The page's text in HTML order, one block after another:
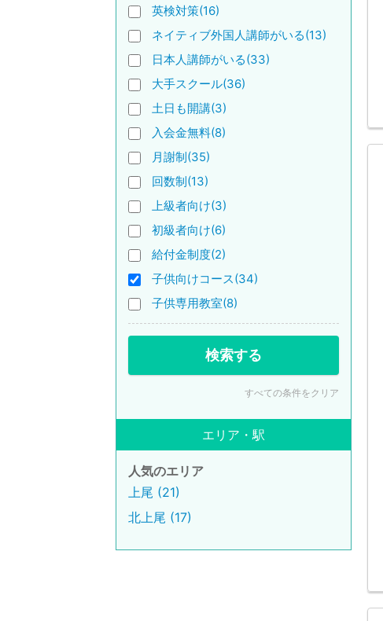
英検対策(16)
ネイティブ外国人講師がいる(13)
日本人講師がいる(33)
大手スクール(36)
土日も開講(3)
入会金無料(8)
月謝制(35)
回数制(13)
上級者向け(3)
初級者向け(6)
給付金制度(2)
子供向けコース(34)
子供専用教室(8)
検索する
すべての条件をクリア
エリア・駅
人気のエリア
上尾 (21)
北上尾 (17)